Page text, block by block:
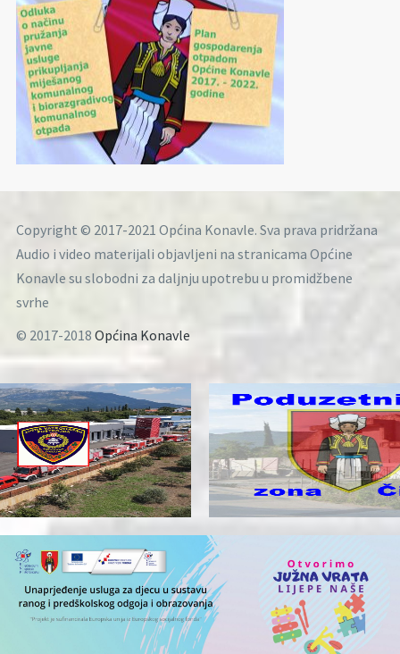
Copyright © 2017-2021 Općina Konavle. Sva prava pridržana
Audio i video materijali objavljeni na stranicama Općine
Konavle su slobodni za daljnju upotrebu u promidžbene
svrhe
© 2017-2018 Općina Konavle